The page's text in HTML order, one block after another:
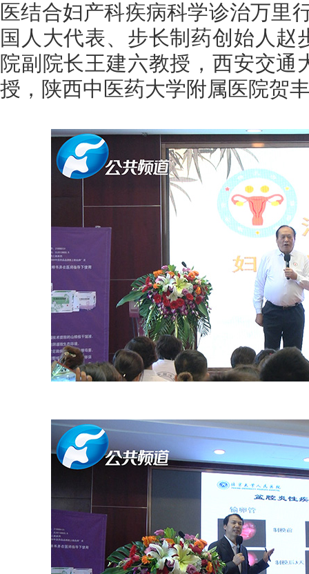
医结合妇产科疾病科学诊治万里
国人大代表、步长制药创始人赵
院副院长王建六教授，西安交通
授，陕西中医药大学附属医院贺